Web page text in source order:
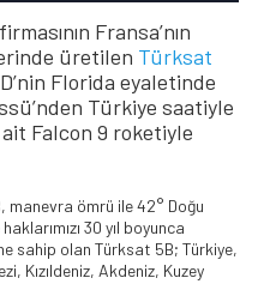
Fransa’nın
üretilen Türksat
Florida eyaletinde
Türkiye saatiyle
ait Falcon 9 roketiyle
manevra ömrü ile 42° Doğu
30 yıl boyunca
sahip olan Türksat 5B; Türkiye,
Kızıldeniz, Akdeniz, Kuzey